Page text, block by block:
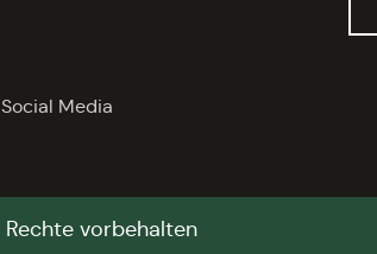
Social Media
vorbehalten